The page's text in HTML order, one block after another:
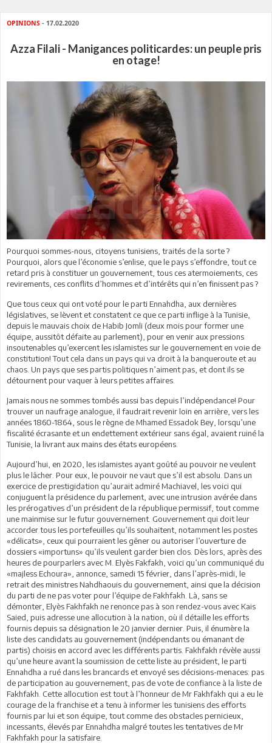
OPINIONS - 17.02.2020
Azza Filali - Manigances politicardes: un peuple pris
en otage!
Pourquoi sommes-nous, citoyens tunisiens, traités de la sorte ?
Pourquoi, alors que l’économie s’enlise, que le pays s’effondre, tout ce
retard pris à constituer un gouvernement, tous ces atermoiements, ces
revirements, ces conflits d’hommes et d’intérêts qui n’en finissent pas ?
Que tous ceux qui ont voté pour le parti Ennahdha, aux dernières
législatives, se lèvent et constatent ce que ce parti inflige à la Tunisie,
depuis le mauvais choix de Habib Jomli (deux mois pour former une
équipe, aussitôt défaite au parlement), pour en venir aux pressions
insoutenables qu’exercent les islamistes sur le gouvernement en voie de
constitution! Tout cela dans un pays qui va droit à la banqueroute et au
chaos. Un pays que ses partis politiques n’aiment pas, et dont ils se
détournent pour vaquer à leurs petites affaires.
Jamais nous ne sommes tombés aussi bas depuis l’indépendance! Pour
trouver un naufrage analogue, il faudrait revenir loin en arrière, vers les
années 1860-1864, sous le règne de Mhamed Essadok Bey, lorsqu’une
fiscalité écrasante et un endettement extérieur sans égal, avaient ruiné la
Tunisie, la livrant aux mains des états européens.
Aujourd’hui, en 2020, les islamistes ayant goûté au pouvoir ne veulent
plus le lâcher. Pour eux, le pouvoir ne vaut que s’il est absolu. Dans un
exercice de prestigidation qu’aurait admiré Machiavel, les voici qui
conjuguent la présidence du parlement, avec une intrusion avérée dans
les prérogatives d’un président de la république permissif, tout comme
une mainmise sur le futur gouvernement. Gouvernement qui doit leur
accorder tous les portefeuilles qu’ils souhaitent, notamment les postes
«délicats», ceux qui pourraient les gêner ou autoriser l’ouverture de
dossiers «importuns» qu’ils veulent garder bien clos. Dès lors, après des
heures de pourparlers avec M. Elyès Fakfakh, voici qu’un communiqué du
«majless Echoura», annonce, samedi 15 février, dans l’après-midi, le
retrait des ministres Nahdhaouis du gouvernement, ainsi que la décision
du parti de ne pas voter pour l’équipe de Fakhfakh. Là, sans se
démonter, Elyès Fakhfakh ne renonce pas à son rendez-vous avec Kais
Saied, puis adresse une allocution à la nation, où il détaille les efforts
fournis depuis sa désignation le 20 janvier dernier. Puis, il énumère la
liste des candidats au gouvernement (indépendants ou émanant de
partis) choisis en accord avec les différents partis. Fakhfakh révèle aussi
qu’une heure avant la soumission de cette liste au président, le parti
Ennahdha a rué dans les brancards et envoyé ses décisions-menaces: pas
de participation au gouvernement, pas de vote de confiance à la liste de
Fakhfakh. Cette allocution est tout à l’honneur de Mr Fakhfakh qui a eu le
courage de la franchise et a tenu à informer les tunisiens des efforts
fournis par lui et son équipe, tout comme des obstacles pernicieux,
incessants, élevés par Ennahdha malgré toutes les tentatives de Mr
Fakhfakh pour la satisfaire.